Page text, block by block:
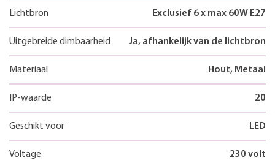
Lichtbron Exclusief 6 x max 60W E27
Uitgebreide dimbaarheid Ja, afhankelijk van de lichtbron
Materiaal Hout, Metaal
IP-waarde 20
Geschikt voor LED
Voltage 230 volt